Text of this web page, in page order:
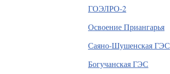
ГОЭЛРО-2
Освоение Приангарья
Саяно-Шушенская ГЭС
Богучанская ГЭС